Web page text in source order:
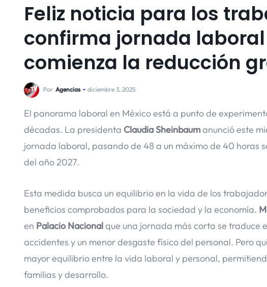
Feliz noticia para los
confirma jornada
comienza la reducción
Por Agencias diciembre 3, 2025
El panorama laboral en México está a punto de
décadas. La presidenta Claudia Sheinbaumanunció este
jornada laboral, pasando de 48 a un máximo de 40
del año 2027.
Esta medida busca un equilibrio en la vida de los
beneficios comprobados para la sociedad y la economía.
en Palacio Nacionalque una jornada más corta se traduce
accidentes y un menor desgaste físico del personal. Pero
mayor equilibrio entre la vida laboral y personal,
familias y desarrollo.